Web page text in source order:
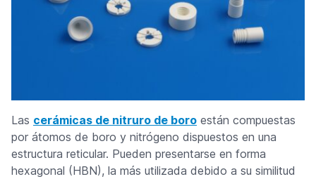
Las cerámicas de nitruro de boro están compuestas
por átomos de boro y nitrógeno dispuestos en una
estructura reticular. Pueden presentarse en forma
hexagonal (HBN), la más utilizada debido a su similitud